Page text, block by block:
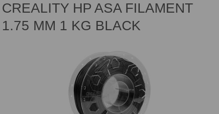
CREALITY HP ASA FILAMENT
1.75 MM 1 KG BLACK